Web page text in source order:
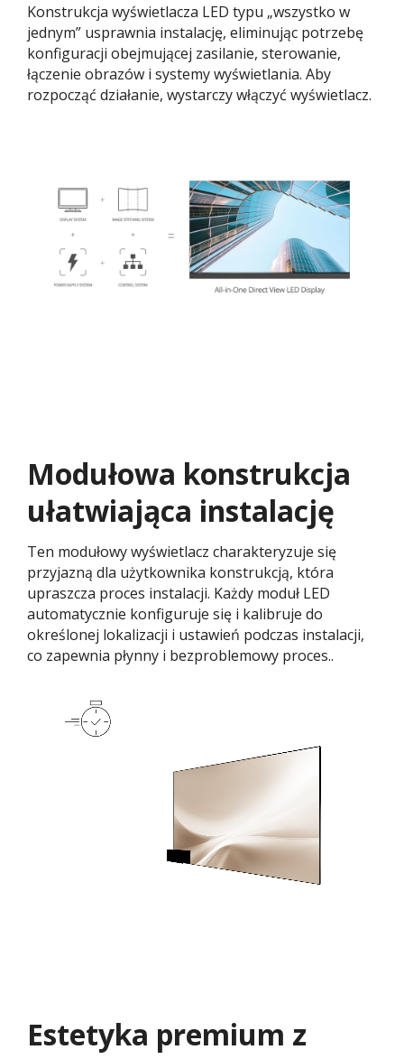
Konstrukcja wyświetlacza LED typu „wszystko w
jednym” usprawnia instalację, eliminując potrzebę
konfiguracji obejmującej zasilanie, sterowanie,
łączenie obrazów i systemy wyświetlania. Aby
rozpocząć działanie, wystarczy włączyć wyświetlacz.
Modułowa konstrukcja
ułatwiająca instalację​
Ten modułowy wyświetlacz charakteryzuje się
przyjazną dla użytkownika konstrukcją, która
upraszcza proces instalacji. Każdy moduł LED
automatycznie konfiguruje się i kalibruje do
określonej lokalizacji i ustawień podczas instalacji,
co zapewnia płynny i bezproblemowy proces..
Estetyka premium z